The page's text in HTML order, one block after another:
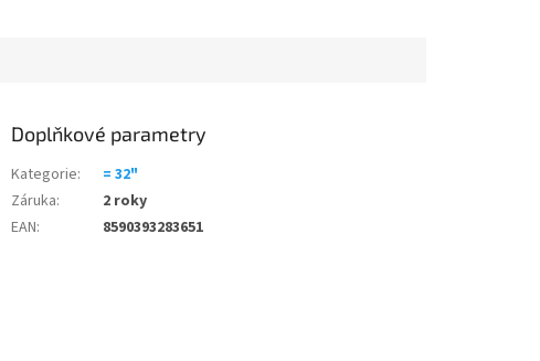
Doplňkové parametry
Kategorie:
= 32"
Záruka:
2 roky
EAN: 8590393283651